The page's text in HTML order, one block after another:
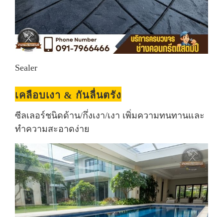
Sealer
เคลือบเงา & กันลื่นตรัง
ซีลเลอร์ชนิดด้าน/กึ่งเงา/เงา เพิ่มความทนทานและ
ทำความสะอาดง่าย